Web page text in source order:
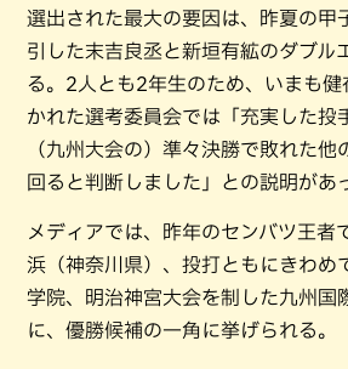
選出された最大の要因は、昨夏の甲
引した末吉良丞と新垣有絋のダブル
る。2人とも2年生のため、いまも
かれた選考委員会では「充実した投
（九州大会の）準々決勝で敗れた他
回ると判断しました」との説明があ
メディアでは、昨年のセンバツ王者
浜（神奈川県）、投打ともにきわめ
学院、明治神宮大会を制した九州国
に、優勝候補の一角に挙げられる。